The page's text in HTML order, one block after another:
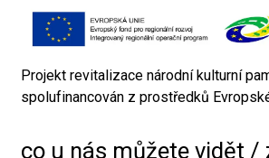
Projekt revitalizace národní kulturní
spolufinancován z prostředků
co u nás můžete vidět /